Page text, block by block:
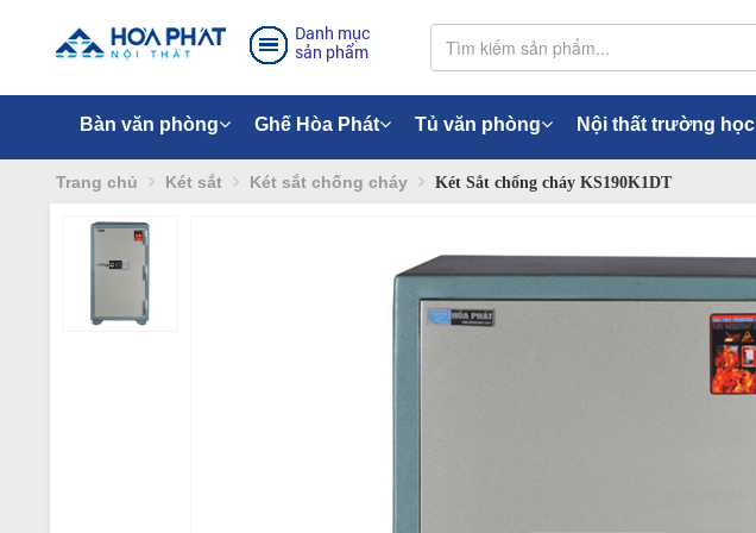
Danh mục
sản phẩm
Bàn văn phòng Ghế Hòa Phát Tủ văn phòng Nội thất trường học
Trang chủ Két sắt Két sắt chống cháy Két Sắt chống cháy KS190K1DT